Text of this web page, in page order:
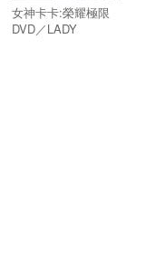
女神卡卡:榮耀極限
DVD／LADY